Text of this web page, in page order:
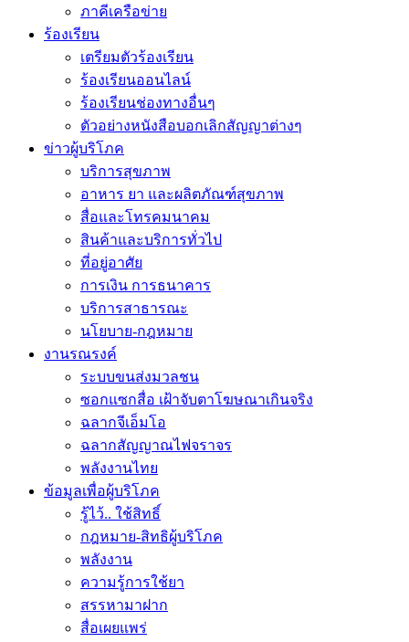
ภาคีเครือข่าย
ร้องเรียน
เตรียมตัวร้องเรียน
ร้องเรียนออนไลน์
ร้องเรียนช่องทางอื่นๆ
ตัวอย่างหนังสือบอกเลิกสัญญาต่างๆ
ข่าวผู้บริโภค
บริการสุขภาพ
อาหาร ยา และผลิตภัณฑ์สุขภาพ
สื่อและโทรคมนาคม
สินค้าและบริการทั่วไป
ที่อยู่อาศัย
การเงิน การธนาคาร
บริการสาธารณะ
นโยบาย-กฎหมาย
งานรณรงค์
ระบบขนส่งมวลชน
ซอกแซกสื่อ เฝ้าจับตาโฆษณาเกินจริง
ฉลากจีเอ็มโอ
ฉลากสัญญาณไฟจราจร
พลังงานไทย
ข้อมูลเพื่อผู้บริโภค
รู้ไว้.. ใช้สิทธิ์
กฎหมาย-สิทธิผู้บริโภค
พลังงาน
ความรู้การใช้ยา
สรรหามาฝาก
สื่อเผยแพร่